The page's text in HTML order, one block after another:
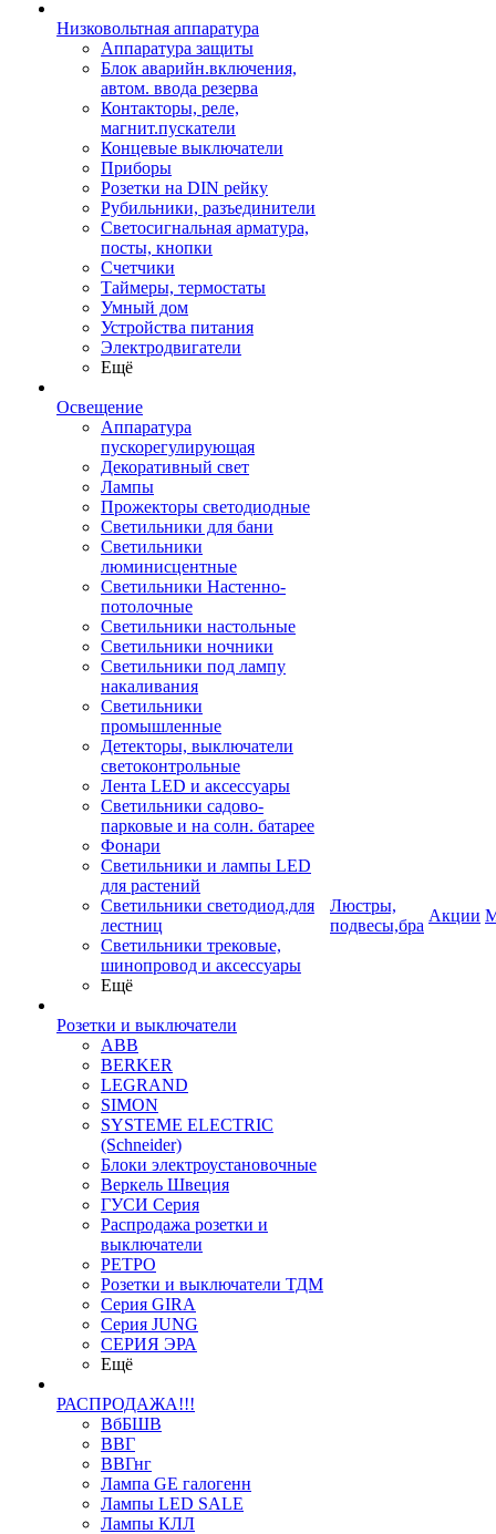
Низковольтная аппаратура
Аппаратура защиты
Блок аварийн.включения,
автом. ввода резерва
Контакторы, реле,
магнит.пускатели
Концевые выключатели
Приборы
Розетки на DIN рейку
Рубильники, разъединители
Светосигнальная арматура,
посты, кнопки
Счетчики
Таймеры, термостаты
Умный дом
Устройства питания
Электродвигатели
Ещё
Освещение
Аппаратура
пускорегулирующая
Декоративный свет
Лампы
Прожекторы светодиодные
Светильники для бани
Светильники
люминисцентные
Светильники Настенно-
потолочные
Светильники настольные
Светильники ночники
Светильники под лампу
накаливания
Светильники
промышленные
Детекторы, выключатели
светоконтрольные
Лента LED и аксессуары
Светильники садово-
парковые и на солн. батарее
Фонари
Светильники и лампы LED
для растений
Светильники светодиод.для
лестниц
Светильники трековые,
шинопровод и аксессуары
Ещё
Розетки и выключатели
ABB
BERKER
LEGRAND
SIMON
SYSTEME ELECTRIC
(Schneider)
Блоки электроустановочные
Веркель Швеция
ГУСИ Серия
Распродажа розетки и
выключатели
РЕТРО
Розетки и выключатели ТДМ
Серия GIRA
Серия JUNG
СЕРИЯ ЭРА
Ещё
РАСПРОДАЖА!!!
ВбБШВ
ВВГ
ВВГнг
Лампа GE галогенн
Лампы LED SALE
Лампы КЛЛ
Люстры,
подвесы,бра
Акции